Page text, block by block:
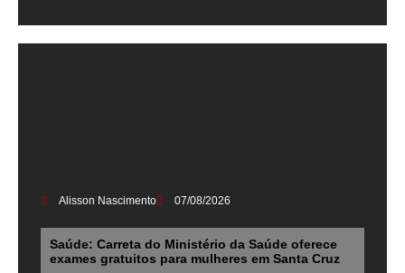
Alisson Nascimento 07/08/2026
Saúde: Carreta do Ministério da Saúde oferece
exames gratuitos para mulheres em Santa Cruz